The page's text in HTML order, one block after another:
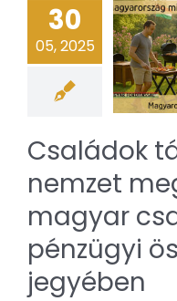
30
05, 2025
Családok
nemzet
magyar
pénzügyi
jegyében